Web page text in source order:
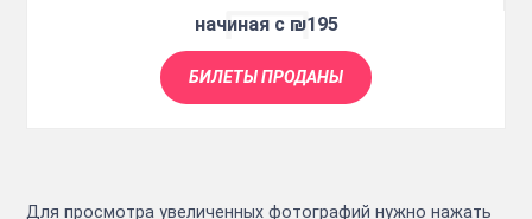
начиная с ₪195
БИЛЕТЫ ПРОДАНЫ
Для просмотра увеличенных фотографий нужно нажать